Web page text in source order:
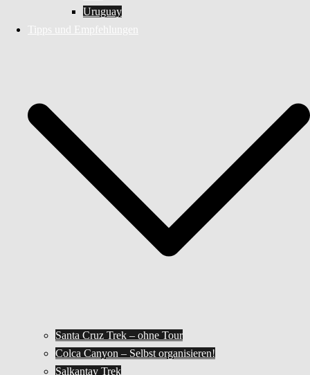
Uruguay
Tipps und Empfehlungen
Santa Cruz Trek – ohne Tour
Colca Canyon – Selbst organisieren!
Salkantay Trek